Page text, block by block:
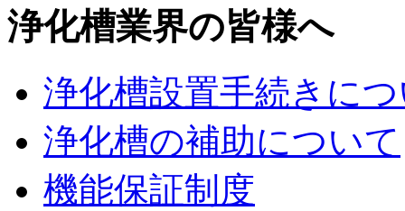
浄化槽業界の皆様へ
浄化槽設置手続きに
浄化槽の補助について
機能保証制度